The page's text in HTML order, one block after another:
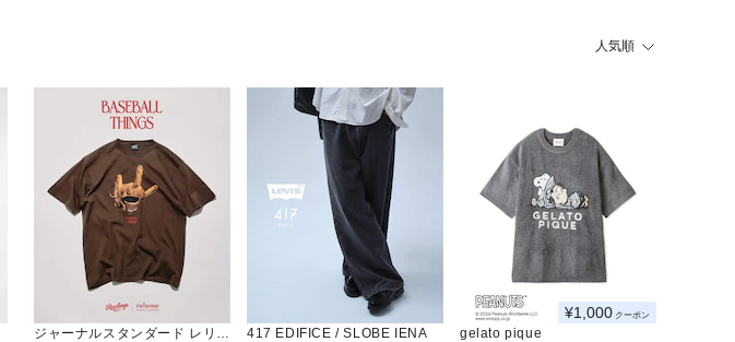
人気順
ジャーナルスタンダード レリュ
417 EDIFICE / SLOBE IENA
¥1,000 クーポン
gelato pique